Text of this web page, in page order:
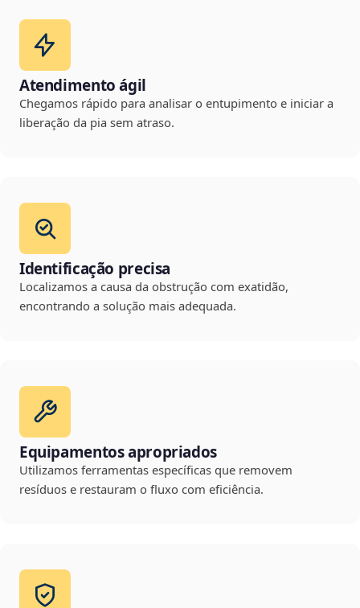
Atendimento ágil
Chegamos rápido para analisar o entupimento e iniciar a
liberação da pia sem atraso.
Identificação precisa
Localizamos a causa da obstrução com exatidão,
encontrando a solução mais adequada.
Equipamentos apropriados
Utilizamos ferramentas específicas que removem
resíduos e restauram o fluxo com eficiência.